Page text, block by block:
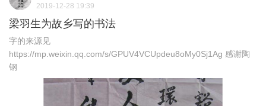
2019-12-28 19:39
梁羽生为故乡写的书法
字的来源见
https://mp.weixin.qq.com/s/GPUV4VCUpdeu8oMy0Sj1Ag 感谢陶
钢